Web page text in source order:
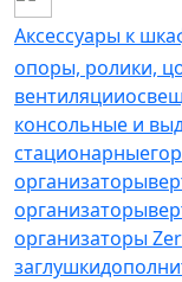
Аксессуары к
опоры, ролики,
вентиляции
консольные и
стационарные
организаторы
организаторы
организаторы
заглушки